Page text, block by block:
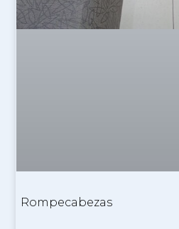
Rompecabezas